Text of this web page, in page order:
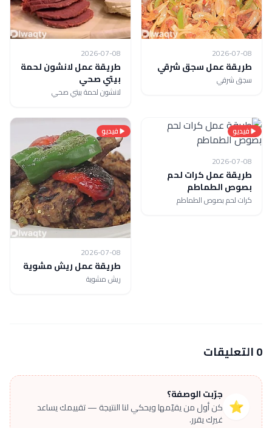
2026-07-08
طريقة عمل سجق شرقي
سجق شرقي
2026-07-08
طريقة عمل لانشون لحمة
بيتي صحي
لانشون لحمة بيتي صحي
فيديو
2026-07-08
طريقة عمل كرات لحم
بصوص الطماطم
كرات لحم بصوص الطماطم
فيديو
2026-07-08
طريقة عمل ريش مشوية
ريش مشوية
0 التعليقات
⭐
جرّبت الوصفة؟
كن أول من يقيّمها ويحكي لنا النتيجة — تقييمك يساعد
غيرك يقرر.